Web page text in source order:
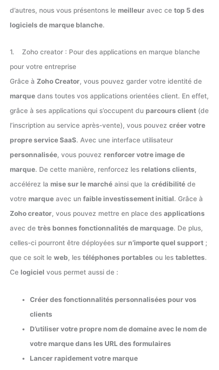
d’autres, nous vous présentons le meilleur avec ce top 5 des
logiciels de marque blanche.
1. Zoho creator : Pour des applications en marque blanche
pour votre entreprise
Grâce à Zoho Creator, vous pouvez garder votre identité de
marque dans toutes vos applications orientées client. En effet,
grâce à ses applications qui s’occupent du parcours client (de
l’inscription au service après-vente), vous pouvez créer votre
propre service SaaS. Avec une interface utilisateur
personnalisée, vous pouvez renforcer votre image de
marque. De cette manière, renforcez les relations clients,
accélérez la mise sur le marché ainsi que la crédibilité de
votre marque avec un faible investissement initial. Grâce à
Zoho creator, vous pouvez mettre en place des applications
avec de très bonnes fonctionnalités de marquage. De plus,
celles-ci pourront être déployées sur n’importe quel support ;
que ce soit le web, les téléphones portables ou les tablettes.
Ce logiciel vous permet aussi de :
Créer des fonctionnalités personnalisées pour vos
clients
D’utiliser votre propre nom de domaine avec le nom de
votre marque dans les URL des formulaires
Lancer rapidement votre marque